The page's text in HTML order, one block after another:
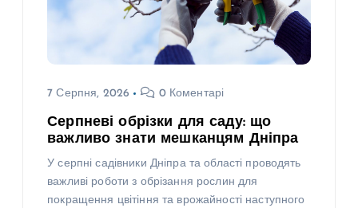
7 Серпня, 2026 0 Коментарі
Серпневі обрізки для саду: що
важливо знати мешканцям Дніпра
У серпні садівники Дніпра та області проводять
важливі роботи з обрізання рослин для
покращення цвітіння та врожайності наступного